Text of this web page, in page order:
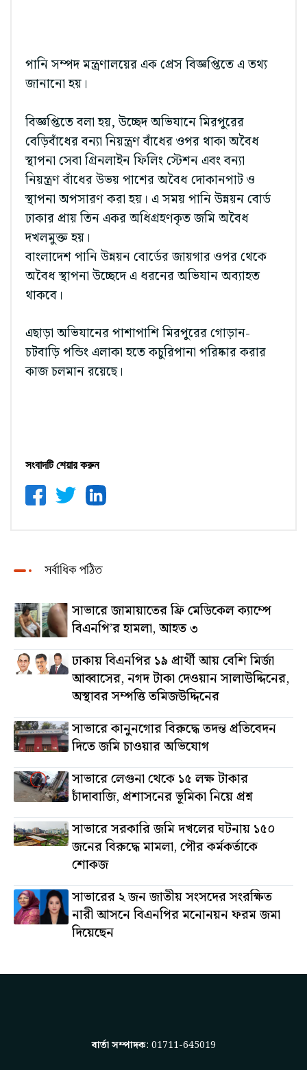
পানি সম্পদ মন্ত্রণালয়ের এক প্রেস বিজ্ঞপ্তিতে এ তথ্য
জানানো হয়।
বিজ্ঞপ্তিতে বলা হয়, উচ্ছেদ অভিযানে মিরপুরের
বেড়িবাঁধের বন্যা নিয়ন্ত্রণ বাঁধের ওপর থাকা অবৈধ
স্থাপনা সেবা গ্রিনলাইন ফিলিং স্টেশন এবং বন্যা
নিয়ন্ত্রণ বাঁধের উভয় পাশের অবৈধ দোকানপাট ও
স্থাপনা অপসারণ করা হয়। এ সময় পানি উন্নয়ন বোর্ড
ঢাকার প্রায় তিন একর অধিগ্রহণকৃত জমি অবৈধ
দখলমুক্ত হয়।
বাংলাদেশ পানি উন্নয়ন বোর্ডের জায়গার ওপর থেকে
অবৈধ স্থাপনা উচ্ছেদে এ ধরনের অভিযান অব্যাহত
থাকবে।
এছাড়া অভিযানের পাশাপাশি মিরপুরের গোড়ান-
চটবাড়ি পন্ডিং এলাকা হতে কচুরিপানা পরিষ্কার করার
কাজ চলমান রয়েছে।
সংবাদটি শেয়ার করুন
সর্বাধিক পঠিত
সাভারে জামায়াতের ফ্রি মেডিকেল ক্যাম্পে
বিএনপি’র হামলা, আহত ৩
ঢাকায় বিএনপির ১৯ প্রার্থী আয় বেশি মির্জা
আব্বাসের, নগদ টাকা দেওয়ান সালাউদ্দিনের,
অস্থাবর সম্পত্তি তমিজউদ্দিনের
সাভারে কানুনগোর বিরুদ্ধে তদন্ত প্রতিবেদন
দিতে জমি চাওয়ার অভিযোগ
সাভারে লেগুনা থেকে ১৫ লক্ষ টাকার
চাঁদাবাজি, প্রশাসনের ভূমিকা নিয়ে প্রশ্ন
সাভারে সরকারি জমি দখলের ঘটনায় ১৫০
জনের বিরুদ্ধে মামলা, পৌর কর্মকর্তাকে
শোকজ
সাভারের ২ জন জাতীয় সংসদের সংরক্ষিত
নারী আসনে বিএনপির মনোনয়ন ফরম জমা
দিয়েছেন
বার্তা সম্পাদক: 01711-645019